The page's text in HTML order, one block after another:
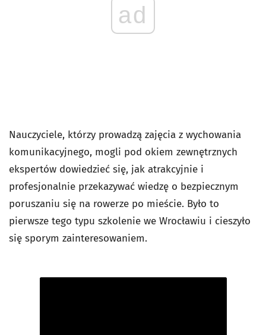
ad
Nauczyciele, którzy prowadzą zajęcia z wychowania
komunikacyjnego, mogli pod okiem zewnętrznych
ekspertów dowiedzieć się, jak atrakcyjnie i
profesjonalnie przekazywać wiedzę o bezpiecznym
poruszaniu się na rowerze po mieście. Było to
pierwsze tego typu szkolenie we Wrocławiu i cieszyło
się sporym zainteresowaniem.